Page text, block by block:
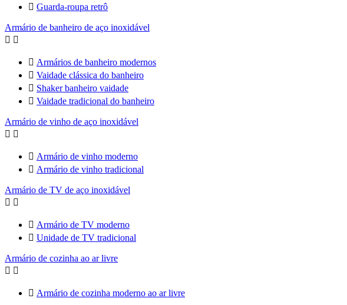
 Guarda-roupa retrô
Armário de banheiro de aço inoxidável
 
 Armários de banheiro modernos
 Vaidade clássica do banheiro
 Shaker banheiro vaidade
 Vaidade tradicional do banheiro
Armário de vinho de aço inoxidável
 
 Armário de vinho moderno
 Armário de vinho tradicional
Armário de TV de aço inoxidável
 
 Armário de TV moderno
 Unidade de TV tradicional
Armário de cozinha ao ar livre
 
 Armário de cozinha moderno ao ar livre